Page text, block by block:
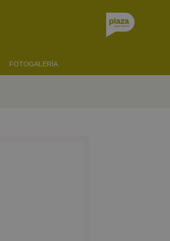
FOTOGALERÍA